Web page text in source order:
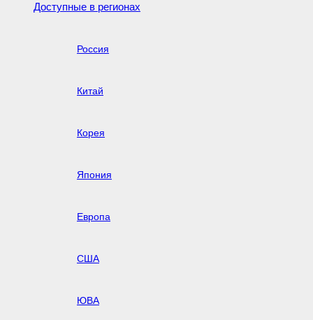
Доступные в регионах
Россия
Китай
Корея
Япония
Европа
США
ЮВА